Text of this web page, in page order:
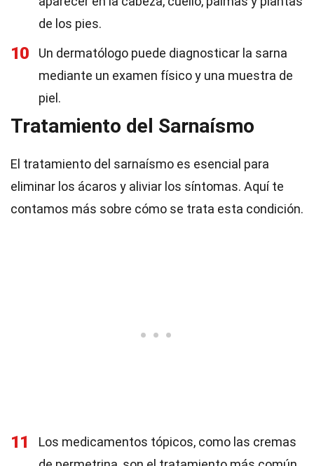
de los pies.
10
Un dermatólogo puede diagnosticar la sarna
mediante un examen físico y una muestra de
piel.
Tratamiento del Sarnaísmo
El tratamiento del sarnaísmo es esencial para
eliminar los ácaros y aliviar los síntomas. Aquí te
contamos más sobre cómo se trata esta condición.
11
Los medicamentos tópicos, como las cremas